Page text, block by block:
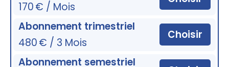
170 € / Mois
Abonnement trimestriel
480 € / 3 Mois
Choisir
Abonnement semestriel